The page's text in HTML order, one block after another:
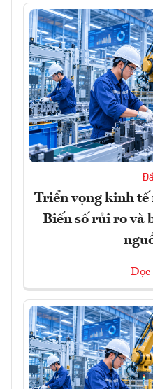
Triển vọng kinh
Biến số rủi ro và
Đọc